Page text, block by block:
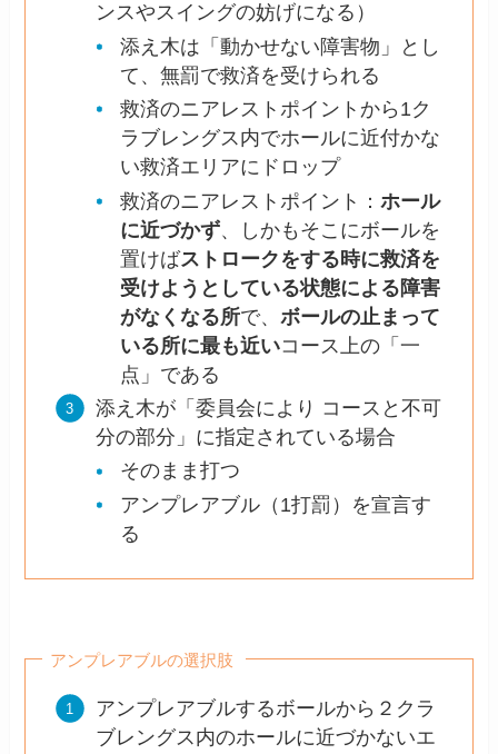
ンスやスイングの妨げになる）
添え木は「動かせない障害物」とし
て、無罰で救済を受けられる
救済のニアレストポイントから1ク
ラブレングス内でホールに近付かな
い救済エリアにドロップ
救済のニアレストポイント：ホール
に近づかず、しかもそこにボールを
置けばストロークをする時に救済を
受けようとしている状態による障害
がなくなる所で、ボールの止まって
いる所に最も近いコース上の「一
点」である
添え木が「委員会により コースと不可
分の部分」に指定されている場合
そのまま打つ
アンプレアブル（1打罰）を宣言す
る
アンプレアブルの選択肢
アンプレアブルするボールから２クラ
ブレングス内のホールに近づかないエ